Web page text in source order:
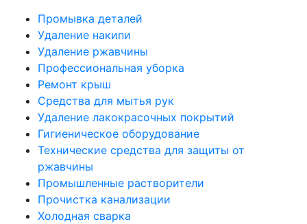
Промывка деталей
Удаление накипи
Удаление ржавчины
Профессиональная уборка
Ремонт крыш
Средства для мытья рук
Удаление лакокрасочных покрытий
Гигиеническое оборудование
Технические средства для защиты от
ржавчины
Промышленные растворители
Прочистка канализации
Холодная сварка